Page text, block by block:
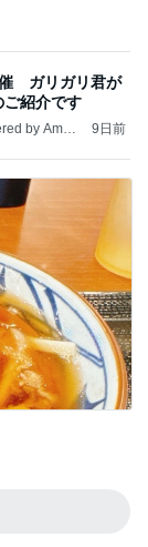
催 ガリガリ君が
ご紹介です
by Ameb
9日前